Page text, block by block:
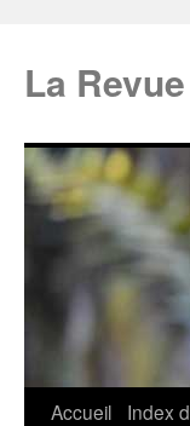
La
Accueil
Index